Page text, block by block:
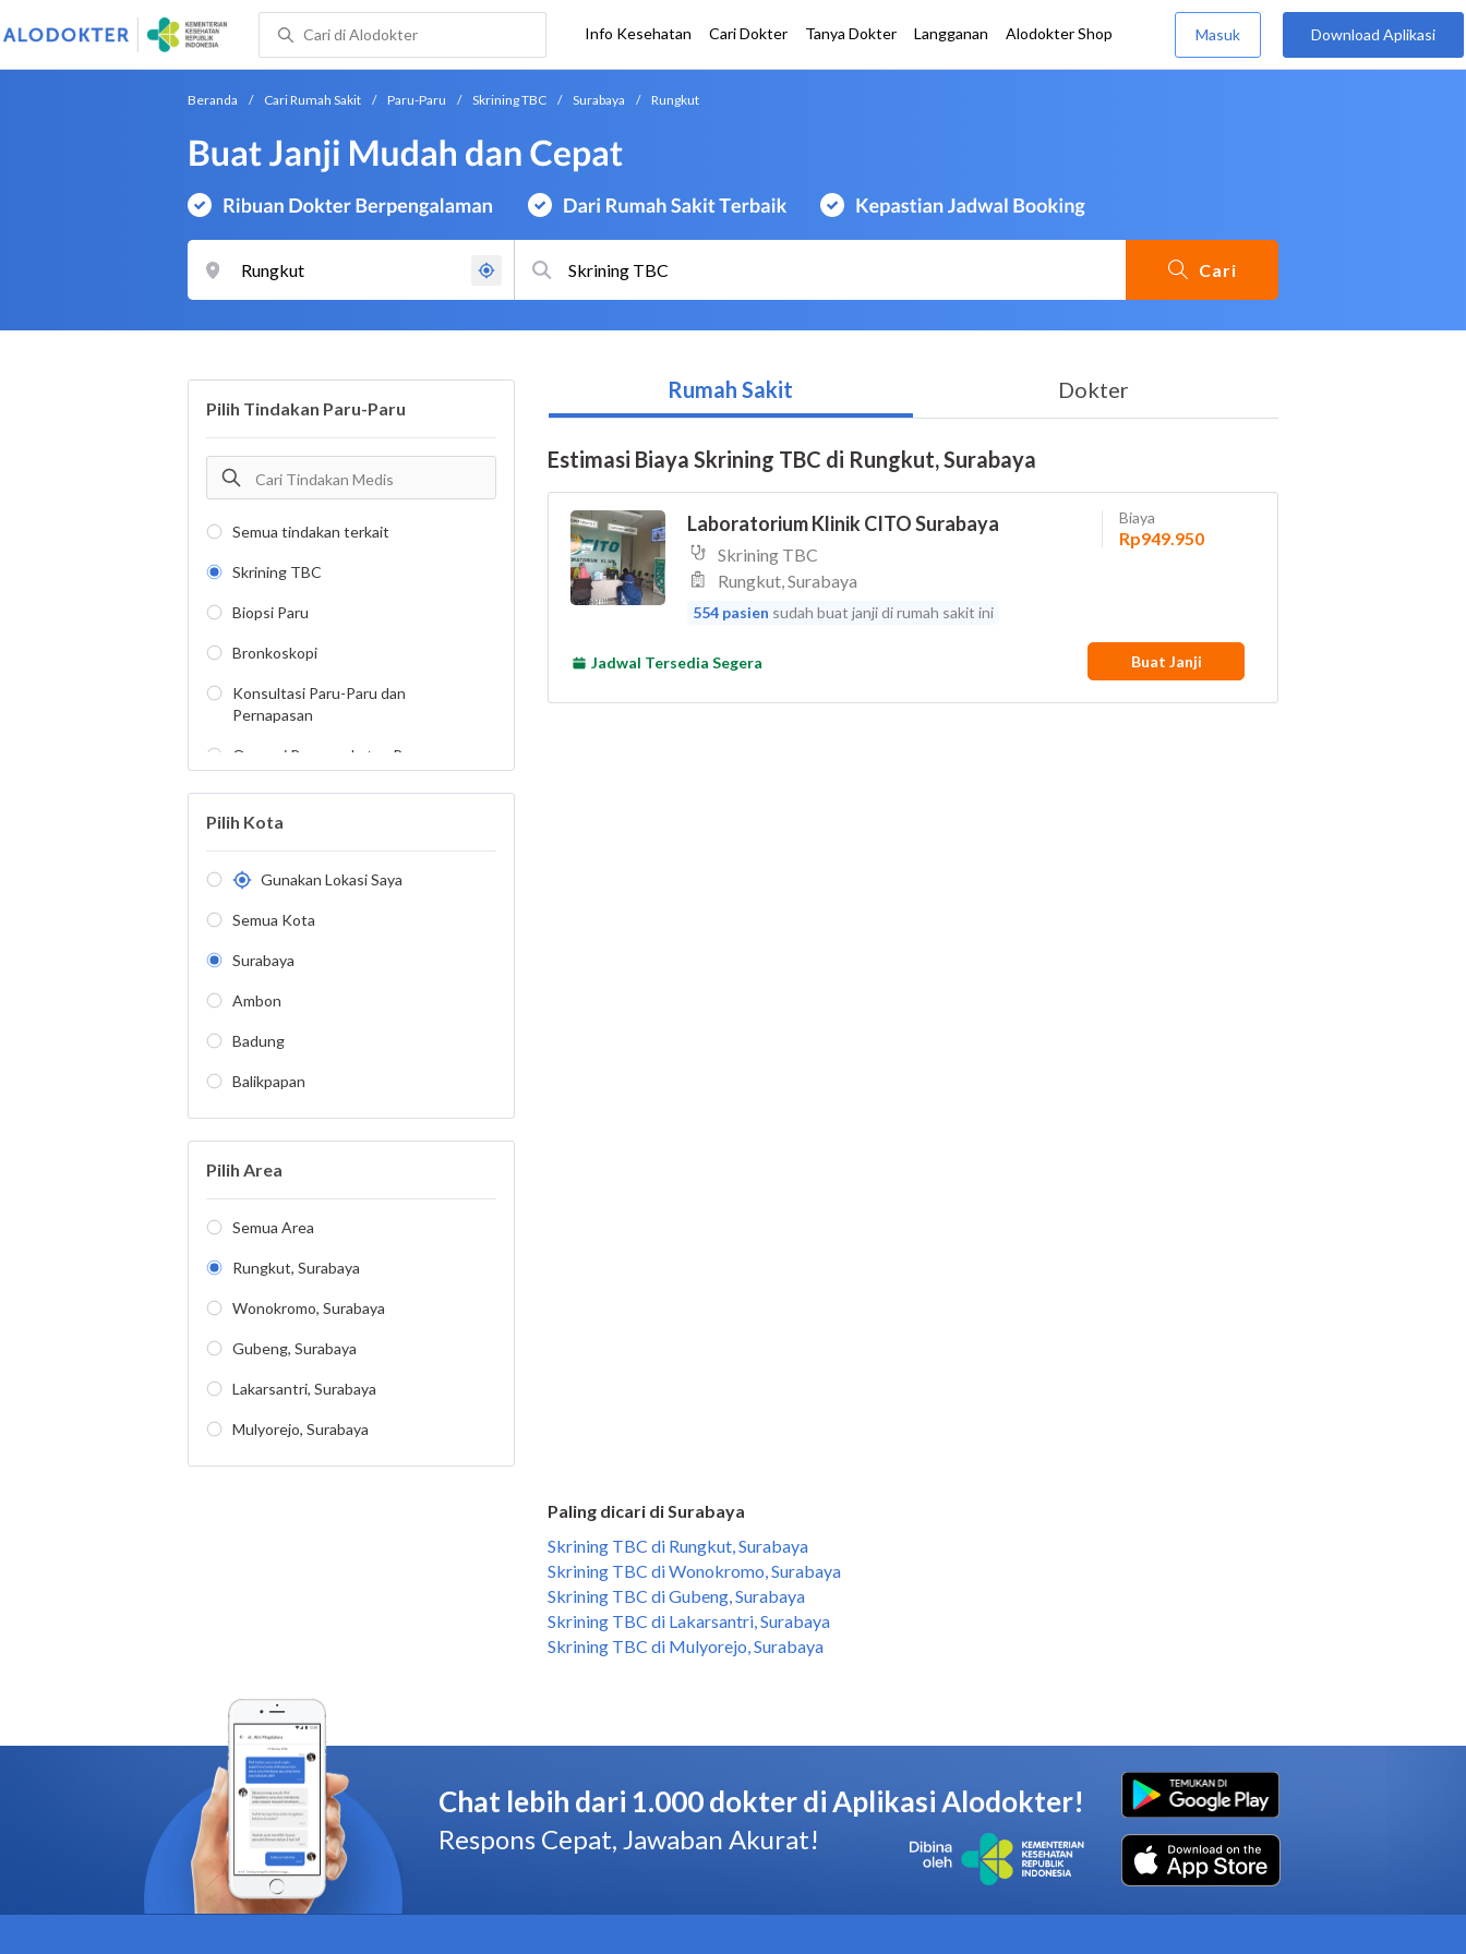
Paling dicari di Surabaya
Skrining TBC di Rungkut, Surabaya
Skrining TBC di Wonokromo, Surabaya
Skrining TBC di Gubeng, Surabaya
Skrining TBC di Lakarsantri, Surabaya
Skrining TBC di Mulyorejo, Surabaya